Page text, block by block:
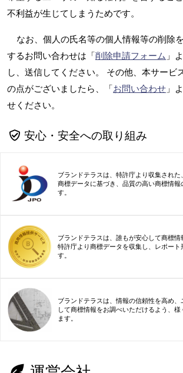
不利益が生じてしまうためです。
なお、個人の氏名等の個人情報等の削除
するお問い合わせは「削除申請フォーム 」
し、送信してください。 その他、本サービ
の点がございましたら、「お問い合わせ 」
せください。
安心・安全への取り組み
ブランドテラスは、特許庁より収集され
商標データに基づき、品質の高い商標情報
す。
ブランドテラスは、誰もが安心して商標情
特許庁より商標データを収集し、レポート
す。
ブランドテラスは、情報の信頼性を高め
して商標情報をお調べいただけるよう、
ます。